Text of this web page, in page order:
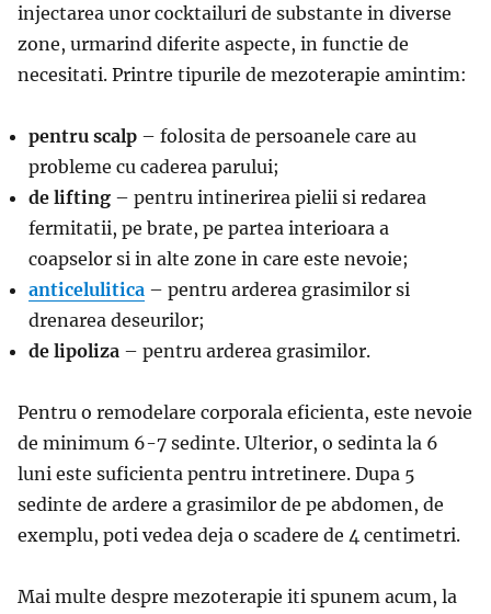
injectarea unor cocktailuri de substante in diverse
zone, urmarind diferite aspecte, in functie de
necesitati. Printre tipurile de mezoterapie amintim:
pentru scalp – folosita de persoanele care au
probleme cu caderea parului;
de lifting – pentru intinerirea pielii si redarea
fermitatii, pe brate, pe partea interioara a
coapselor si in alte zone in care este nevoie;
anticelulitica – pentru arderea grasimilor si
drenarea deseurilor;
de lipoliza – pentru arderea grasimilor.
Pentru o remodelare corporala eficienta, este nevoie
de minimum 6-7 sedinte. Ulterior, o sedinta la 6
luni este suficienta pentru intretinere. Dupa 5
sedinte de ardere a grasimilor de pe abdomen, de
exemplu, poti vedea deja o scadere de 4 centimetri.
Mai multe despre mezoterapie iti spunem acum, la